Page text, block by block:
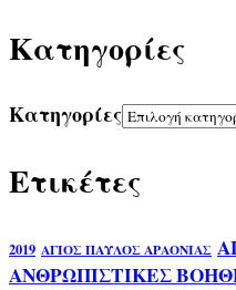
Kατηγορίες
Kατηγορίες
Ετικέτες
2019 ΑΓΙΟΣ ΠΑΥΛΟΣ ΑΡΑΟΝΙΑΣ
ΑΝΘΡΩΠΙΣΤΙΚΕΣ